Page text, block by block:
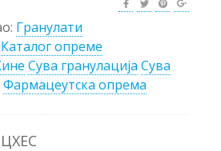
Гранулати
Каталог опреме
Сува гранулација Сува
Фармацеутска опрема